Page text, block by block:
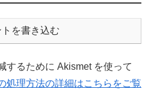
トを書き込む
するために Akismet を使って
処理方法の詳細はこちらをご覧